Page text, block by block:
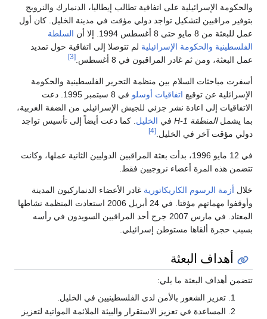
والحكومة الإسرائيلية على اتفاقية تطالب إيطاليا، الدنمارك والنرويج
بتوفير مراقبين لتشكيل تواجد دولي مؤقت في مدينة الخليل. كان أول
عمل للبعثة من 8 مايو حتى 8 أغسطس 1994. إلا أن
السلطة
الفلسطينية والحكومة الإسرائيلية لم تتوصلا إلى اتفاقية حول تمديد
عمل البعثة، ومن ثم غادر المراقبون في 8 أغسطس.
[3]
أسفرت مباحثات السلام بين منظمة التحرير الفلسطينية والحكومة
الإسرائلية عن توقيع اتفاقيات أوسلو
في 8 سبتمبر 1995. دعت
الاتفاقيات إلى اعادة نشر جزئي للجيش الإسرائيلي من الضفة الغربية،
بما يشملالمنطقة H-1 في الخليل. كما دعت أيضاً إلى تأسيس تواجد
دولي مؤقت آخر في الخليل.[4]
في 12 مايو 1996، بدأت بعثة المراقبين الدوليين الثانية عملها، وكانت
تتضمن هذه المرة أعضاء نروجيين فقط.
خلال أزمة الرسوم الكاريكاتورية غادر الأعضاء الدنماركيون المدينة
وأوقفوا مهماتهم مؤقتا. في 24 أبريل 2006 استعادت المنظمة نشاطها
المعتاد. في مارس 2007 جرح أحد المراقبين السويدون في رأسه
بسبب حجرة ألقاها مستوطن إسرائيلي.
أهداف البعثة
تتضمن أهداف البعثة ما يلي:
تعزيز الشعور بالأمن لدى الفلسطينيين في الخليل.
المساعدة في تعزيز الاستقرار والبيئة الملائمة المواتية لتعزيز